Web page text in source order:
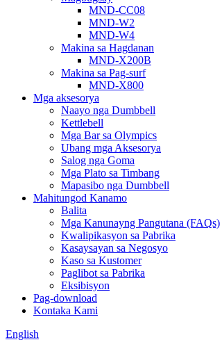
MND-CC08
MND-W2
MND-W4
Makina sa Hagdanan
MND-X200B
Makina sa Pag-surf
MND-X800
Mga aksesorya
Naayo nga Dumbbell
Kettlebell
Mga Bar sa Olympics
Ubang mga Aksesorya
Salog nga Goma
Mga Plato sa Timbang
Mapasibo nga Dumbbell
Mahitungod Kanamo
Balita
Mga Kanunayng Pangutana (FAQs)
Kwalipikasyon sa Pabrika
Kasaysayan sa Negosyo
Kaso sa Kustomer
Paglibot sa Pabrika
Eksibisyon
Pag-download
Kontaka Kami
English